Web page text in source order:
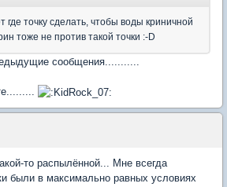
точку сделать, чтобы воды криничной
тоже не против такой точки :-D
сообщения...........
то распылённой... Мне всегда
были в максимально равных условиях